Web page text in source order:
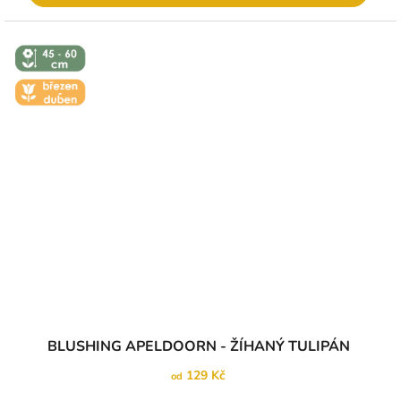
↕️ VÝŠKA 45
- 60 CM
🌼 KVĚT -
BŘEZEN -
DUBEN
hodnocení
je
BLUSHING APELDOORN - ŽÍHANÝ TULIPÁN
od 129 Kč